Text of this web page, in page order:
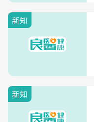
新知
新知